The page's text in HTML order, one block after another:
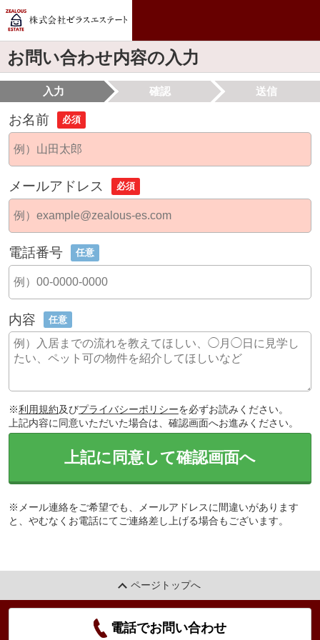
お問い合わせ内容の入力
入力 確認 送信
お名前 必須
メールアドレス 必須
電話番号 任意
内容 任意
※利用規約及びプライバシーポリシーを必ずお読みください。
上記内容に同意いただいた場合は、確認画面へお進みください。
上記に同意して確認画面へ
※メール連絡をご希望でも、メールアドレスに間違いがあります
と、やむなくお電話にてご連絡差し上げる場合もございます。
ページトップへ
電話でお問い合わせ